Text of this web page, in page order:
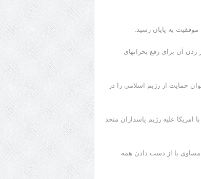
به پایان رسید.
زدن آن برای رفع بحرانهای
حمایت از رژیم اسلامی را در
علیه رژیم پاسداران متحد
مساوی با از دست دادن همه